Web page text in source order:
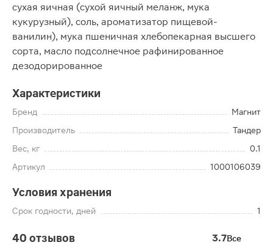
сухая яичная (сухой яичный меланж, мука
кукурузный), соль, ароматизатор пищевой-
ванилин), мука пшеничная хлебопекарная высшего
сорта, масло подсолнечное рафинированное
дезодорированное
Характеристики
Бренд
Магнит
Производитель
Тандер
Вес, кг
0.1
Артикул
1000106039
Условия хранения
Срок годности, дней 1
40 отзывов 3.7Все